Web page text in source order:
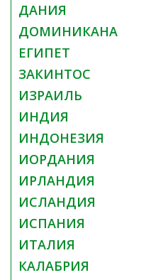
ДАНИЯ
ДОМИНИКАНА
ЕГИПЕТ
ЗАКИНТОС
ИЗРАИЛЬ
ИНДИЯ
ИНДОНЕЗИЯ
ИОРДАНИЯ
ИРЛАНДИЯ
ИСЛАНДИЯ
ИСПАНИЯ
ИТАЛИЯ
КАЛАБРИЯ